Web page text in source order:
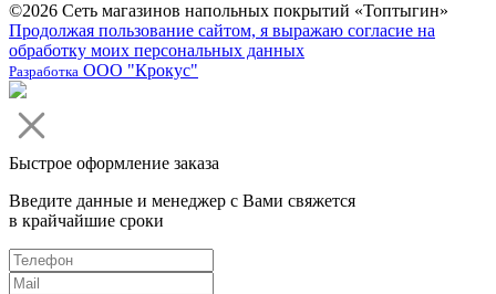
©2026 Сеть магазинов напольных покрытий «Топтыгин»
Продолжая пользование сайтом, я выражаю согласие на
обработку моих персональных данных
Разработка ООО "Крокус"
Быстрое оформление заказа
Введите данные и менеджер с Вами свяжется
в крайчайшие сроки